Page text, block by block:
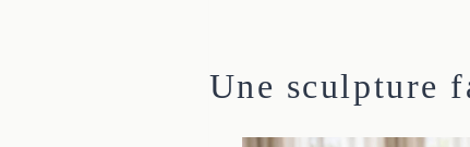
Une sculpture